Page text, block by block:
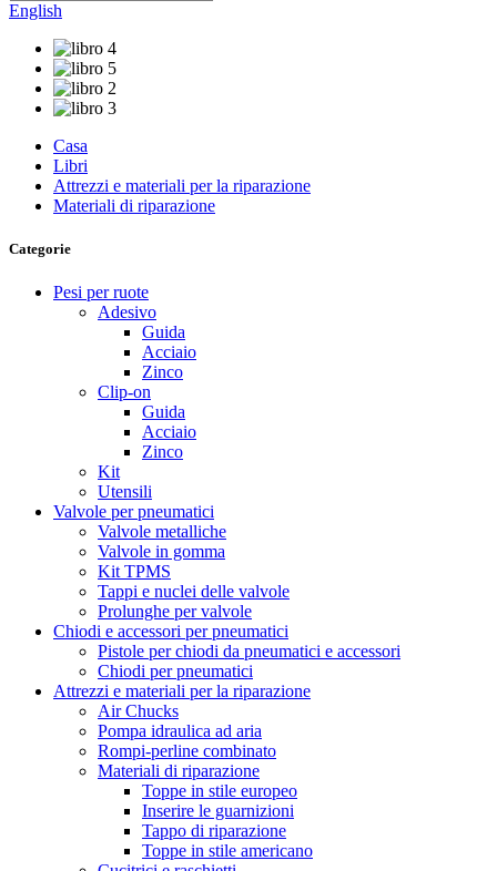
English
Casa
Libri
Attrezzi e materiali per la riparazione
Materiali di riparazione
Categorie
Pesi per ruote
Adesivo
Guida
Acciaio
Zinco
Clip-on
Guida
Acciaio
Zinco
Kit
Utensili
Valvole per pneumatici
Valvole metalliche
Valvole in gomma
Kit TPMS
Tappi e nuclei delle valvole
Prolunghe per valvole
Chiodi e accessori per pneumatici
Pistole per chiodi da pneumatici e accessori
Chiodi per pneumatici
Attrezzi e materiali per la riparazione
Air Chucks
Pompa idraulica ad aria
Rompi-perline combinato
Materiali di riparazione
Toppe in stile europeo
Inserire le guarnizioni
Tappo di riparazione
Toppe in stile americano